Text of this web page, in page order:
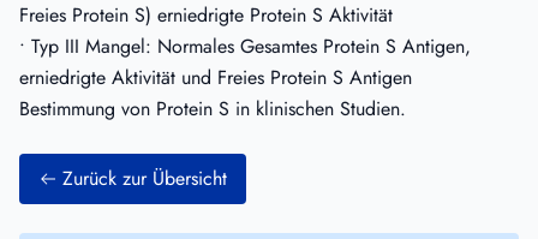
Freies Protein S) erniedrigte Protein S Aktivität
• Typ III Mangel: Normales Gesamtes Protein S Antigen,
erniedrigte Aktivität und Freies Protein S Antigen
Bestimmung von Protein S in klinischen Studien.
Zurück zur Übersicht